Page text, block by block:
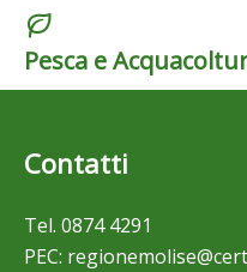
Pesca e
Contatti
Tel. 0874 4291
PEC: